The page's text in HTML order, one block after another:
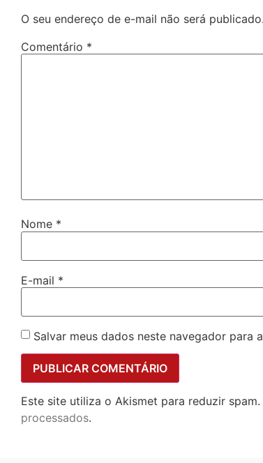
O seu endereço de e-mail não será publicado.
Comentário *
Nome *
E-mail *
Salvar meus dados neste navegador para
Este site utiliza o Akismet para reduzir spam.
processados.